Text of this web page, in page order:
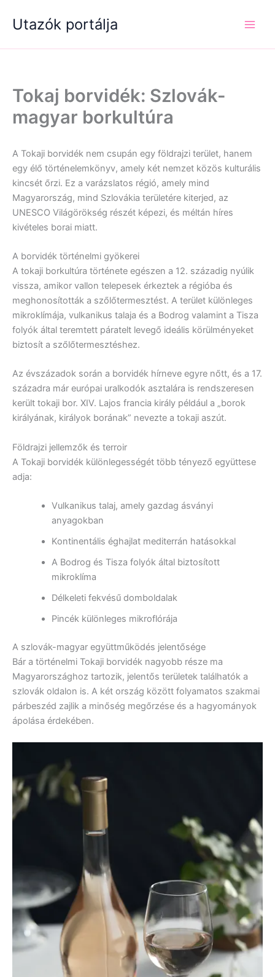
Utazók portálja
Tokaj borvidék: Szlovák-
magyar borkultúra
A Tokaji borvidék nem csupán egy földrajzi terület, hanem
egy élő történelemkönyv, amely két nemzet közös kulturális
kincsét őrzi. Ez a varázslatos régió, amely mind
Magyarország, mind Szlovákia területére kiterjed, az
UNESCO Világörökség részét képezi, és méltán híres
kivételes borai miatt.
A borvidék történelmi gyökerei
A tokaji borkultúra története egészen a 12. századig nyúlik
vissza, amikor vallon telepesek érkeztek a régióba és
meghonosították a szőlőtermesztést. A terület különleges
mikroklímája, vulkanikus talaja és a Bodrog valamint a Tisza
folyók által teremtett páratelt levegő ideális körülményeket
biztosít a szőlőtermesztéshez.
Az évszázadok során a borvidék hírneve egyre nőtt, és a 17.
századra már európai uralkodók asztalára is rendszeresen
került tokaji bor. XIV. Lajos francia király például a „borok
királyának, királyok borának” nevezte a tokaji aszút.
Földrajzi jellemzők és terroir
A Tokaji borvidék különlegességét több tényező együttese
adja:
Vulkanikus talaj, amely gazdag ásványi
anyagokban
Kontinentális éghajlat mediterrán hatásokkal
A Bodrog és Tisza folyók által biztosított
mikroklíma
Délkeleti fekvésű domboldalak
Pincék különleges mikroflórája
A szlovák-magyar együttműködés jelentősége
Bár a történelmi Tokaji borvidék nagyobb része ma
Magyarországhoz tartozik, jelentős területek találhatók a
szlovák oldalon is. A két ország között folyamatos szakmai
párbeszéd zajlik a minőség megőrzése és a hagyományok
ápolása érdekében.